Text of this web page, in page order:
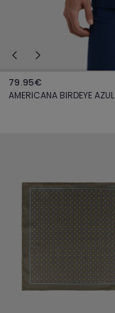
79.95€
AMERICANA BIRDEYE AZUL